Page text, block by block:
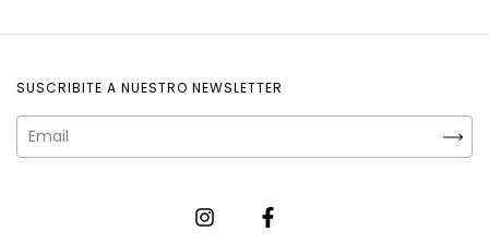
SUSCRIBITE A NUESTRO NEWSLETTER